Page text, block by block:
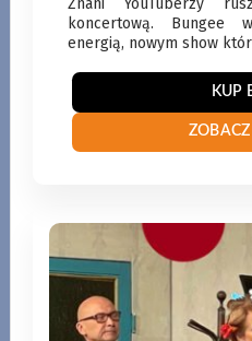
Znani YouTuberzy
koncertową. Bungee
energią, nowym show